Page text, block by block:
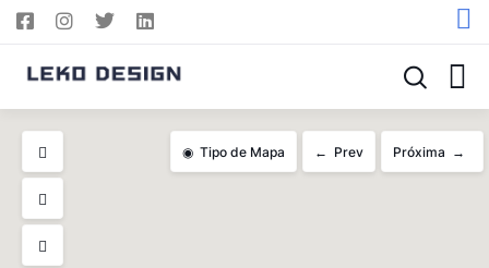
Tipo de Mapa Prev Próxima